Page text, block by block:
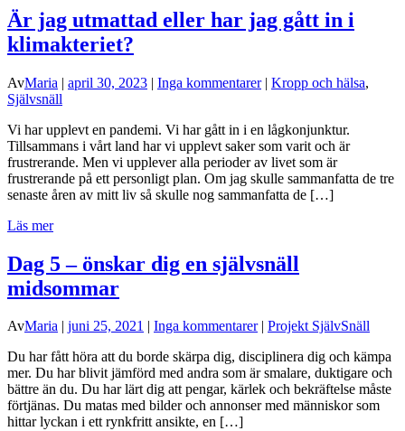
Är jag utmattad eller har jag gått in i
klimakteriet?
AvMaria | april 30, 2023 | Inga kommentarer| Kropp och hälsa,
Självsnäll
Vi har upplevt en pandemi. Vi har gått in i en lågkonjunktur.
Tillsammans i vårt land har vi upplevt saker som varit och är
frustrerande. Men vi upplever alla perioder av livet som är
frustrerande på ett personligt plan. Om jag skulle sammanfatta de tre
senaste åren av mitt liv så skulle nog sammanfatta de […]
Läs mer
Dag 5 – önskar dig en självsnäll
midsommar
AvMaria | juni 25, 2021 | Inga kommentarer| Projekt SjälvSnäll
Du har fått höra att du borde skärpa dig, disciplinera dig och kämpa
mer. Du har blivit jämförd med andra som är smalare, duktigare och
bättre än du. Du har lärt dig att pengar, kärlek och bekräftelse måste
förtjänas. Du matas med bilder och annonser med människor som
hittar lyckan i ett rynkfritt ansikte, en […]